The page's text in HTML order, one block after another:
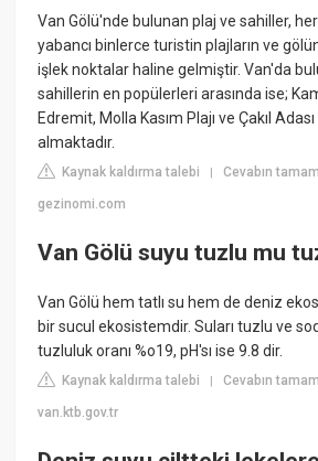
Van Gölü'nde bulunan plaj ve sahiller,
yabancı binlerce turistin plajların ve
işlek noktalar haline gelmiştir. Van'da
sahillerin en popülerleri arasında ise;
Edremit, Molla Kasım Plajı ve Çakıl
almaktadır.
Kaynak kaldırma talebi |Cevabın
gezinomi.com
Van Gölü suyu tuzlu mu
Van Gölü hem tatlı su hem de deniz
bir sucul ekosistemdir. Suları tuzlu ve
tuzluluk oranı %o19, pH'sı ise 9.8 dir.
Kaynak kaldırma talebi |Cevabın
van.ktb.gov.tr